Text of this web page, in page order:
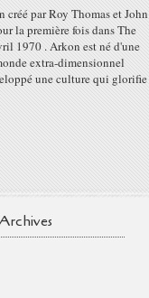
créé par Roy Thomas et John
la première fois dans The
1970 . Arkon est né d'une
extra-dimensionnel
une culture qui glorifie